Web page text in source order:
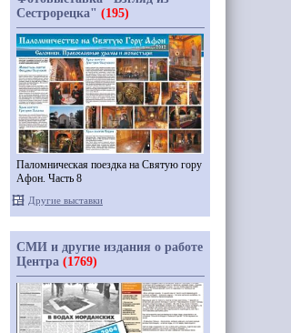
Сестрорецка" (195)
Паломническая поездка на Святую гору
Афон. Часть 8
Другие выставки
СМИ и другие издания о работе
Центра (1769)